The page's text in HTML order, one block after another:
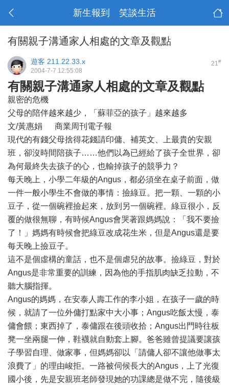
新生報到 笑談生活
有關親子溝通家人相處的文章及觀點
21#
遊客 211.22.33.x
2004-7-7 12:55:08
有關親子溝通家人相處的文章及觀點
親密的危機
父母的陪伴越來越少，「蘇菲亞的孩子」越來越多
文/黃惠娟 商業周刊電子報
現代的有錢父母捨得花錢請印傭、補英文、上最貴的安親
班，卻沒時間陪孩子……他們以為已經給了孩子全世界，卻
為何最終失去孩子的心，也輸掉孩子的競爭力？
每天晚上，小學二年級的Angus，都必須坐在桌子前面，做
一件一般小學生不會做的事情：撿綠豆。把一顆、一顆的小
豆子，從一個碗裡撿起來，放到另一個碗裡。綠豆很小，反
覆的做很無聊，有時候Angus會哭著跟媽媽說：「我不要撿
了！」媽媽有時候會把綠豆改成花生米，但是Angus還是要
每天晚上撿豆子。
這不是個虛構的童話，也不是個虐兒的故事。撿綠豆，對於
Angus是非常重要的訓練，因為他的手指肌肉缺乏拉動，不
聽大腦指揮。
Angus的媽媽，在安泰人壽工作的李小姐，在孩子一歲的時
候，就請了一位外傭打點家中大小事；Angus吃飯太慢，泰
傭會餵；東西掉了，泰傭跟在後頭收拾；Angus出門時往板
凳一坐兩腿一伸，鞋襪就自動套上腳。爸爸雖曾提議要讓孩
子學習自理、做家事，但媽媽卻以「請傭人卻不讓他做事太
浪費了」的理由峻拒。一路被伺候長大的Angus，上了光復
國小後，先是安親班老師發現她的功課總是做不完，隨後級